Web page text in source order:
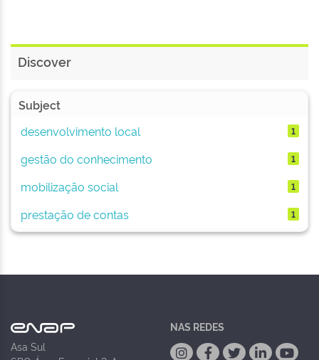
Discover
Subject
desenvolvimento local
1
gestão do conhecimento 1
mobilização social 1
prestação de contas 1
Asa Sul
NAS REDES